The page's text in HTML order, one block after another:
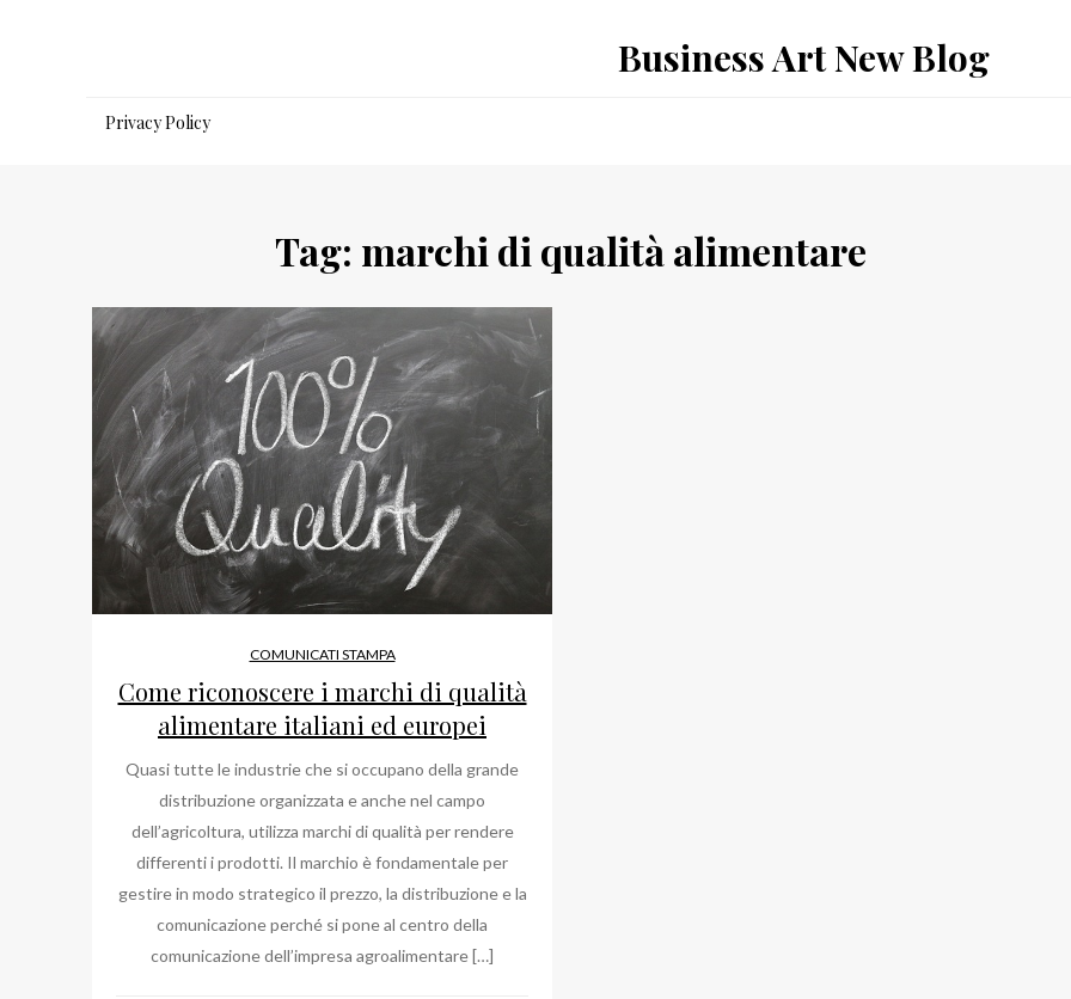
Business Art New Blog
Privacy Policy
Tag: marchi di qualità alimentare
COMUNICATI STAMPA
Come riconoscere i marchi di qualità
alimentare italiani ed europei
Quasi tutte le industrie che si occupano della grande
distribuzione organizzata e anche nel campo
dell’agricoltura, utilizza marchi di qualità per rendere
differenti i prodotti. Il marchio è fondamentale per
gestire in modo strategico il prezzo, la distribuzione e la
comunicazione perché si pone al centro della
comunicazione dell’impresa agroalimentare […]